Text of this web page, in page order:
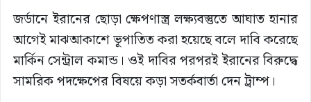
জর্ডানে ইরানের ছোড়া ক্ষেপণাস্ত্র লক্ষ্যবস্তুতে আঘাত হানার
আগেই মাঝআকাশে ভূপাতিত করা হয়েছে বলে দাবি করেছে
মার্কিন সেন্ট্রাল কমান্ড। ওই দাবির পরপরই ইরানের বিরুদ্ধে
সামরিক পদক্ষেপের বিষয়ে কড়া সতর্কবার্তা দেন ট্রাম্প।